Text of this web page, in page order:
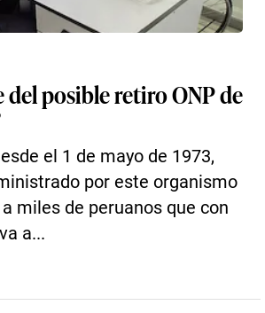
del posible retiro ONP de
el 1 de mayo de 1973,
por este organismo
miles de peruanos que con
a...